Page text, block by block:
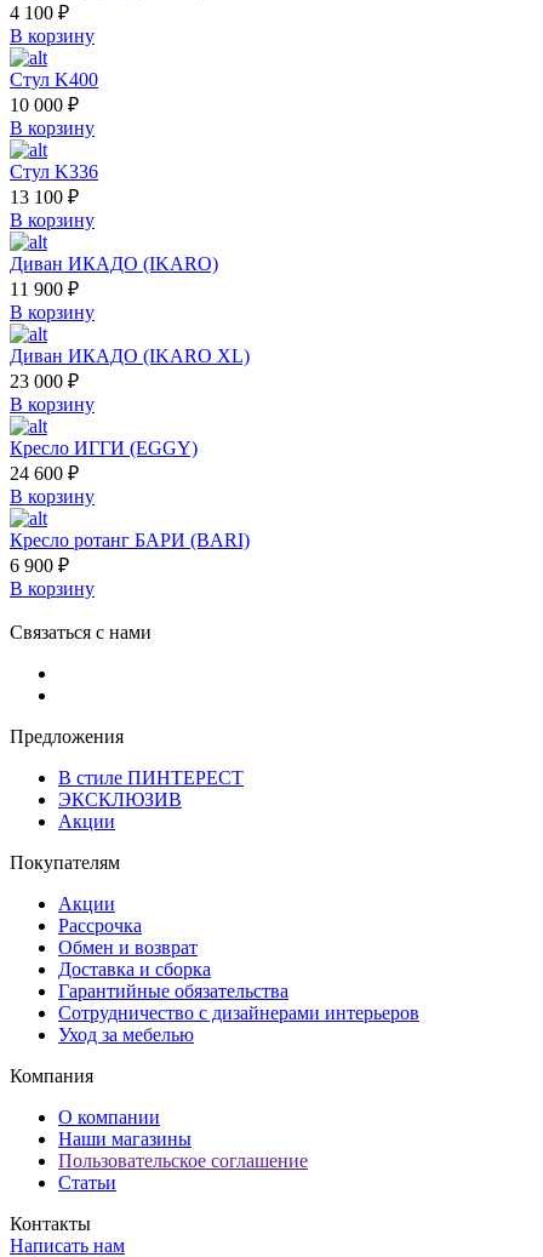
4 100 ₽
В корзину
Стул K400
10 000 ₽
В корзину
Стул K336
13 100 ₽
В корзину
Диван ИКАДО (IKARO)
11 900 ₽
В корзину
Диван ИКАДО (IKARO XL)
23 000 ₽
В корзину
Кресло ИГГИ (EGGY)
24 600 ₽
В корзину
Кресло ротанг БАРИ (BARI)
6 900 ₽
В корзину
Связаться с нами
Предложения
В стиле ПИНТЕРЕСТ
ЭКСКЛЮЗИВ
Акции
Покупателям
Акции
Рассрочка
Обмен и возврат
Доставка и сборка
Гарантийные обязательства
Сотрудничество с дизайнерами интерьеров
Уход за мебелью
Компания
О компании
Наши магазины
Пользовательское соглашение
Статьи
Контакты
Написать нам